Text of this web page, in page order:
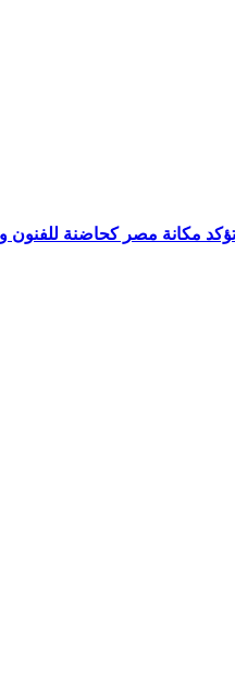
مكانة مصر كحاضنة للفنون